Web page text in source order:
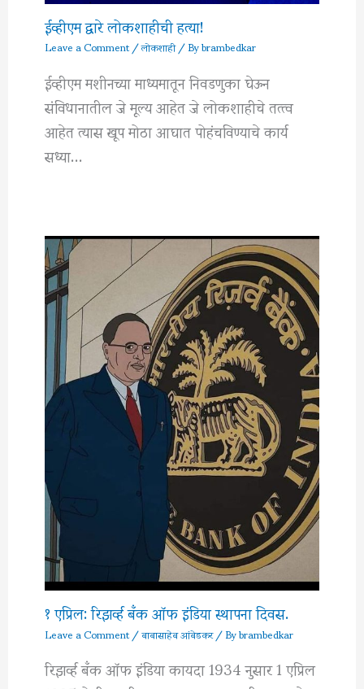
ईव्हीएम द्वारे लोकशाहीची हत्या!
Leave a Comment/लोकशाही/ Bybrambedkar
ईव्हीएम मशीनच्या माध्यमातून निवडणुका घेऊन
संविधानातील जे मूल्य आहेत जे लोकशाहीचे तत्त्व
आहेत त्यास खूप मोठा आघात पोहंचविण्याचे कार्य
सध्या…
१ एप्रिल: रिझर्व्ह बँक ऑफ इंडिया स्थापना दिवस.
Leave a Comment/बाबासाहेब आंबेडकर/ Bybrambedkar
रिझर्व्ह बँक ऑफ इंडिया कायदा 1934 नुसार 1 एप्रिल